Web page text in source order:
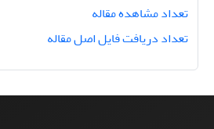
تعداد مشاهده مقاله
تعداد دریافت فایل اصل مقاله